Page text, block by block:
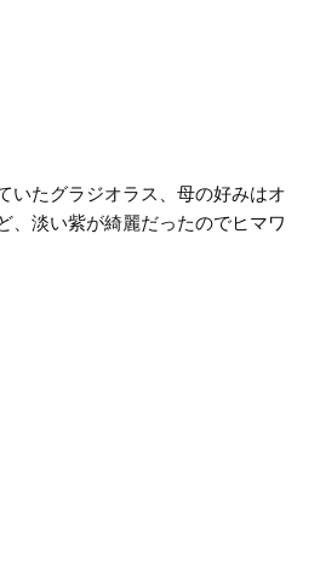
いたグラジオラス、母の好みはオ
、淡い紫が綺麗だったのでヒマワ